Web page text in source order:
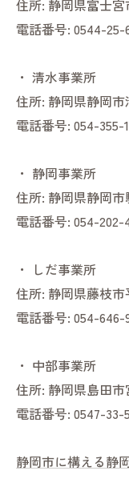
住所: 静岡県富士
電話番号: 0544-25-
・ 清水事業所
住所: 静岡県静岡
電話番号: 054-355-
・ 静岡事業所
住所: 静岡県静岡
電話番号: 054-202-
・
しだ事業所
住所: 静岡県藤枝
電話番号: 054-646-
・ 中部事業所
住所: 静岡県島田
電話番号: 0547-33-
静岡市に構える静